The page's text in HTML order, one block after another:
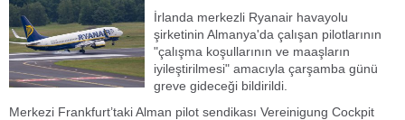
İrlanda merkezli Ryanair havayolu
şirketinin Almanya'da çalışan pilotlarının
"çalışma koşullarının ve maaşların
iyileştirilmesi" amacıyla çarşamba günü
greve gideceği bildirildi.
Merkezi Frankfurt’taki Alman pilot sendikası Vereinigung Cockpit